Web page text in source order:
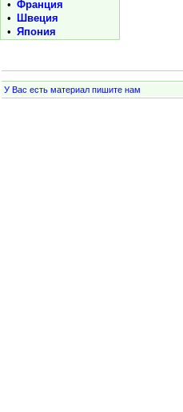
• Франция
•
Швеция
• Япония
У Вас есть материал пишите нам